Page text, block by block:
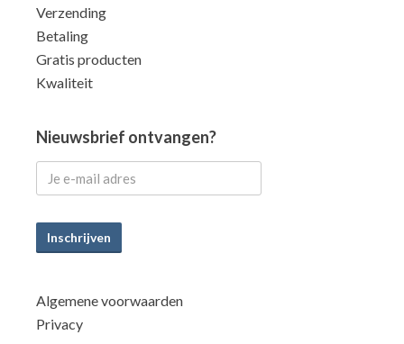
Verzending
Betaling
Gratis producten
Kwaliteit
Nieuwsbrief ontvangen?
Inschrijven
Algemene voorwaarden
Privacy